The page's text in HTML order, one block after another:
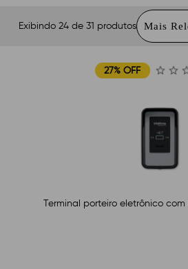
Exibindo 24 de 31 produtos
27% OFF
Terminal porteiro eletrônico com